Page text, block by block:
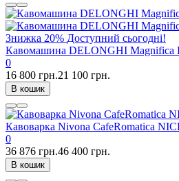
Знижка 20% Доступний сьогодні!
Кавомашина DELONGHI Magnifica
0
16 800 грн.21 100 грн.
В кошик
Кавоварка Nivona CafeRomatica
0
36 876 грн.46 400 грн.
В кошик